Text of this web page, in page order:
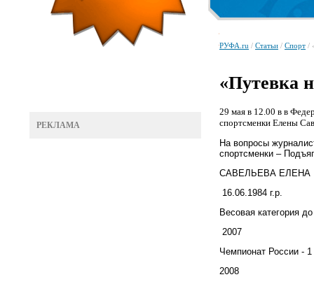
РЕКЛАМА
РУФА.ru / Статьи / Спорт /
«Путевка
29 мая в 12.00 в в
спортсменки Елены
На вопросы
спортсменки –
САВЕЛЬЕВА
16.06.1984 г.р.
Весовая категория до
2007
Чемпионат России -
2008